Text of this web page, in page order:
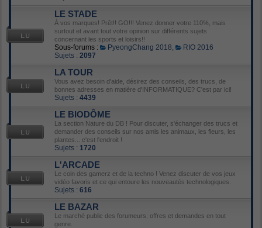
LE STADE
À vos marques! Prêt!! GO!!! Venez donner votre 110%, mais
surtout et avant tout votre opinion sur différents sujets
concernant les sports et loisirs!!
Sous-forums : PyeongChang 2018,
RIO 2016
Sujets : 2097
LA TOUR
Vous avez besoin d'aide, désirez des conseils, des trucs, de
bonnes adresses en matière d'INFORMATIQUE? C'est par ici!
Sujets : 4439
LE BIODÔME
La section Nature du DB ! Pour discuter, s'échanger des trucs et
demander des conseils sur nos amis les animaux, les fleurs, les
plantes... c'est l'endroit !
Sujets : 1720
L'ARCADE
Le coin des gamerz et de la techno ! Venez discuter de vos jeux
vidéo favoris et ce qui entoure les nouveautés technologiques.
Sujets : 616
LE BAZAR
Le marché public des forumeurs; offres et demandes en tout
genre.